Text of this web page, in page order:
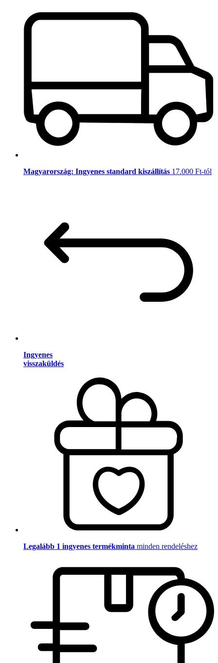
Magyarország: Ingyenes standard kiszállítás 17.000 Ft-tól
Ingyenes
visszaküldés
Legalább 1 ingyenes termékminta minden rendeléshez